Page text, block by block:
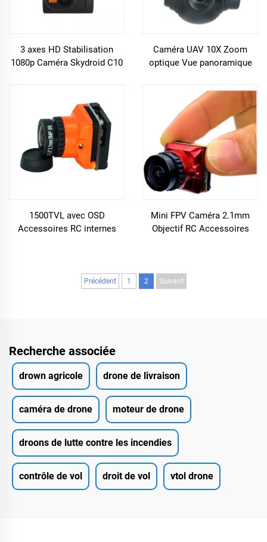
3 axes HD Stabilisation
1080p Caméra Skydroid C10
Avions Quadcopter
Caméra UAV 10X Zoom
optique Vue panoramique
Caméra Mini Razer pour le
bricolage UAV
1500TVL avec OSD
Accessoires RC internes
Mini FPV Caméra 2.1mm
Objectif RC Accessoires
Précédent 1 2 Suivant
Recherche associée
drown agricole drone de livraison
caméra de drone moteur de drone
droons de lutte contre les incendies
contrôle de vol droit de vol vtol drone